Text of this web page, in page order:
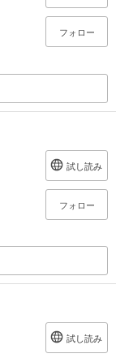
フォロー
試し読み
フォロー
試し読み